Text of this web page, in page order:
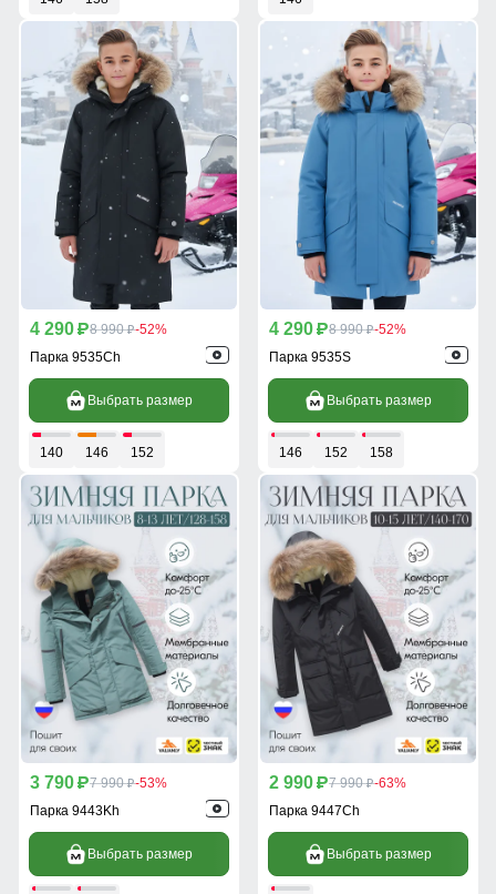
4 290 p8 990 p-52%
Парка 9535Ch
Выбрать размер
140 146 152
4 290 p8 990 p-52%
Парка 9535S
Выбрать размер
146 152 158
3 790 p7 990 p-53%
Парка 9443Kh
Выбрать размер
2 990 p7 990 p-63%
Парка 9447Ch
Выбрать размер